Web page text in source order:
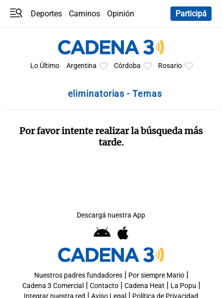
Deportes Caminos
Opinión
Participá
Lo Último Argentina Córdoba Rosario
eliminatorias - Temas
Por favor intente realizar la búsqueda más
tarde.
Descargá nuestra App
Nuestros padres fundadores| Por siempre Mario|
Cadena 3 Comercial | Contacto| Cadena Heat | La Popu |
Integrar nuestra red | Aviso Legal | Política de Privacidad